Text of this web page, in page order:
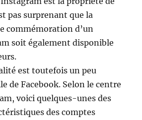
pas surprenant que la
commémoration d’un
soit également disponible
est toutefois un peu
de Facebook. Selon le centre
voici quelques-unes des
des comptes